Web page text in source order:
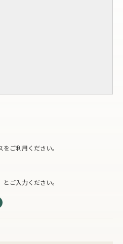
ご利用ください。
ご入力ください。